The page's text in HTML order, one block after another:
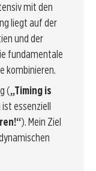
mit den
liegt auf der
und der
fundamentale
kombinieren.
(„Timing is
essenziell
). Mein Ziel